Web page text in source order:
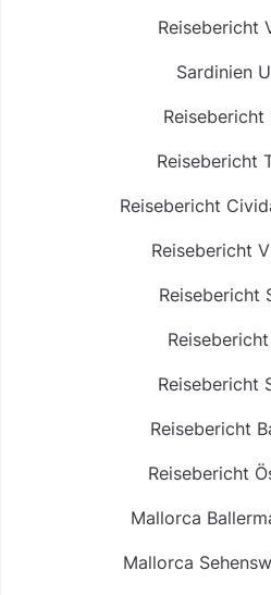
Reisebericht
Sardinien
Reisebericht
Reisebericht
Reisebericht
Reisebericht
Reisebericht
Reisebericht
Reisebericht
Reisebericht
Mallorca
Mallorca